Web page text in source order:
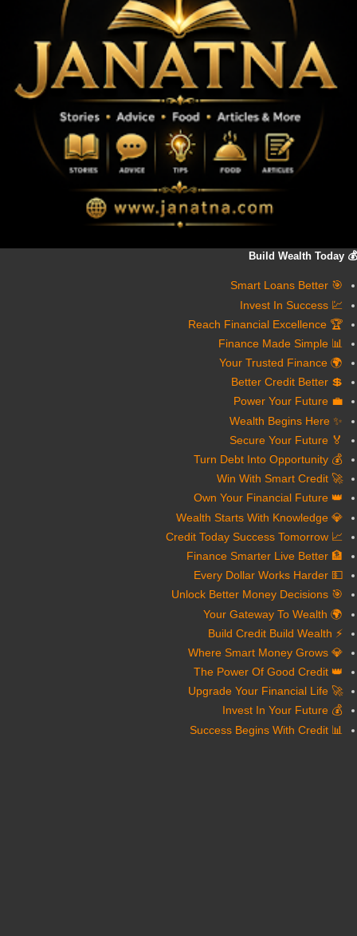
💰 Build Wealth Today
🎯 Smart Loans Better
💹 Invest In Success
🏆 Reach Financial Excellence
📊 Finance Made Simple
🌍 Your Trusted Finance
💲 Better Credit Better
💼 Power Your Future
✨ Wealth Begins Here
🏅 Secure Your Future
💰 Turn Debt Into Opportunity
🚀 Win With Smart Credit
👑 Own Your Financial Future
💎 Wealth Starts With Knowledge
📈 Credit Today Success Tomorrow
🏦 Finance Smarter Live Better
💵 Every Dollar Works Harder
🎯 Unlock Better Money Decisions
🌍 Your Gateway To Wealth
⚡ Build Credit Build Wealth
💎 Where Smart Money Grows
👑 The Power Of Good Credit
🚀 Upgrade Your Financial Life
💰 Invest In Your Future
📊 Success Begins With Credit